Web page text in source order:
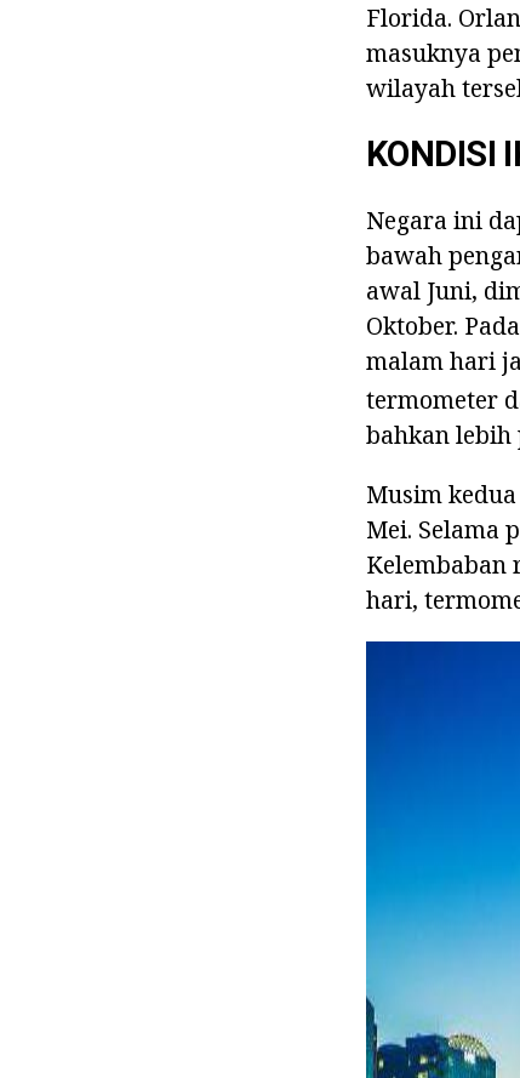
Florida.
masuknya
wilayah
KONDISI
Negara ini
bawah
awal Juni,
Oktober.
malam hari
termometer
bahkan lebih
Musim
Mei. Selama
Kelembaban
hari,